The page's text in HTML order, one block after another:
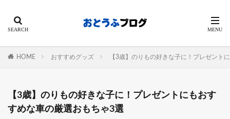
HOME おすすめグッズ 【3歳】のりもの好きな子に！プレゼント
【3歳】のりもの好きな子に！プレゼントにもおす
すめな車の厳選おもちゃ3選